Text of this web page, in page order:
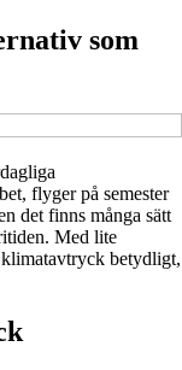
som
flyger på semester
det finns många sätt
Med lite
betydligt,